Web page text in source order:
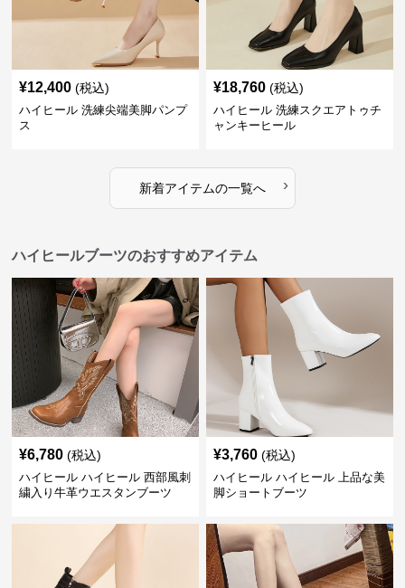
¥12,400 (税込)
ハイヒール 洗練尖端美脚パンプ
ス
¥18,760 (税込)
ハイヒール 洗練スクエアトゥチ
ャンキーヒール
新着アイテムの一覧へ ›
ハイヒールブーツのおすすめアイテム
¥6,780 (税込)
ハイヒール ハイヒール 西部風刺
繍入り牛革ウエスタンブーツ
¥3,760 (税込)
ハイヒール ハイヒール 上品な美
脚ショートブーツ